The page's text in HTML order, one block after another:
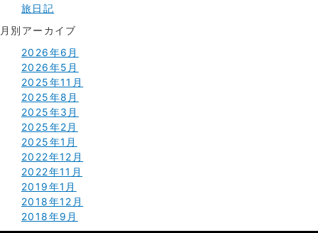
旅日記
月別アーカイブ
2026年6月
2026年5月
2025年11月
2025年8月
2025年3月
2025年2月
2025年1月
2022年12月
2022年11月
2019年1月
2018年12月
2018年9月